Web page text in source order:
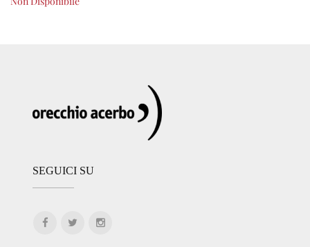
SEGUICI SU